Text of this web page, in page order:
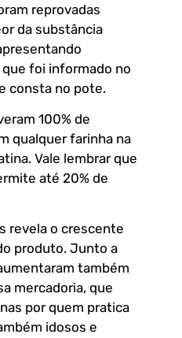
reprovadas
da substância
foi informado no
consta no pote.
100% de
qualquer farinha na
Vale lembrar que
até 20% de
revela o crescente
produto. Junto a
também
mercadoria, que
por quem pratica
idosos e